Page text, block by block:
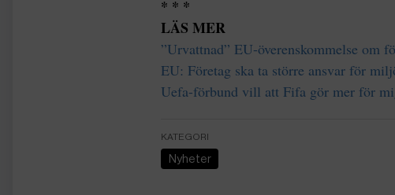
* * *
LÄS MER
”Urvattnad” EU-överenskommelse om
EU: Företag ska ta större ansvar för
Uefa-förbund vill att Fifa gör mer för
KATEGORI
Nyheter